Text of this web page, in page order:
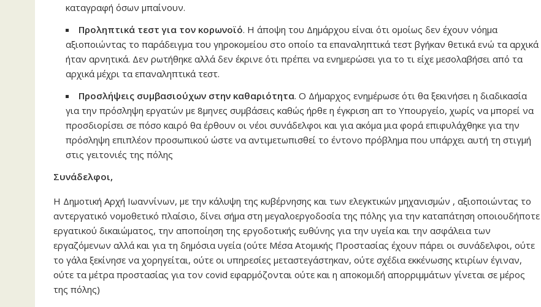
καταγραφή όσων μπαίνουν.
Προληπτικά τεστ για τον κορωνοϊό. Η άποψη του Δημάρχου είναι ότι ομοίως δεν έχουν νόημα
αξιοποιώντας το παράδειγμα του γηροκομείου στο οποίο τα επαναληπτικά τεστ βγήκαν θετικά ενώ τα αρχικά
ήταν αρνητικά. Δεν ρωτήθηκε αλλά δεν έκρινε ότι πρέπει να ενημερώσει για το τι είχε μεσολαβήσει από τα
αρχικά μέχρι τα επαναληπτικά τεστ.
Προσλήψεις συμβασιούχων στην καθαριότητα. Ο Δήμαρχος ενημέρωσε ότι θα ξεκινήσει η διαδικασία
για την πρόσληψη εργατών με 8μηνες συμβάσεις καθώς ήρθε η έγκριση απ το Υπουργείο, χωρίς να μπορεί να
προσδιορίσει σε πόσο καιρό θα έρθουν οι νέοι συνάδελφοι και για ακόμα μια φορά επιφυλάχθηκε για την
πρόσληψη επιπλέον προσωπικού ώστε να αντιμετωπισθεί το έντονο πρόβλημα που υπάρχει αυτή τη στιγμή
στις γειτονιές της πόλης
Συνάδελφοι,
Η Δημοτική Αρχή Ιωαννίνων, με την κάλυψη της κυβέρνησης και των ελεγκτικών μηχανισμών , αξιοποιώντας το
αντεργατικό νομοθετικό πλαίσιο, δίνει σήμα στη μεγαλοεργοδοσία της πόλης για την καταπάτηση οποιουδήποτε
εργατικού δικαιώματος, την αποποίηση της εργοδοτικής ευθύνης για την υγεία και την ασφάλεια των
εργαζόμενων αλλά και για τη δημόσια υγεία (ούτε Μέσα Ατομικής Προστασίας έχουν πάρει οι συνάδελφοι, ούτε
το γάλα ξεκίνησε να χορηγείται, ούτε οι υπηρεσίες μεταστεγάστηκαν, ούτε σχέδια εκκένωσης κτιρίων έγιναν,
ούτε τα μέτρα προστασίας για τον covid εφαρμόζονται ούτε και η αποκομιδή απορριμμάτων γίνεται σε μέρος
της πόλης)